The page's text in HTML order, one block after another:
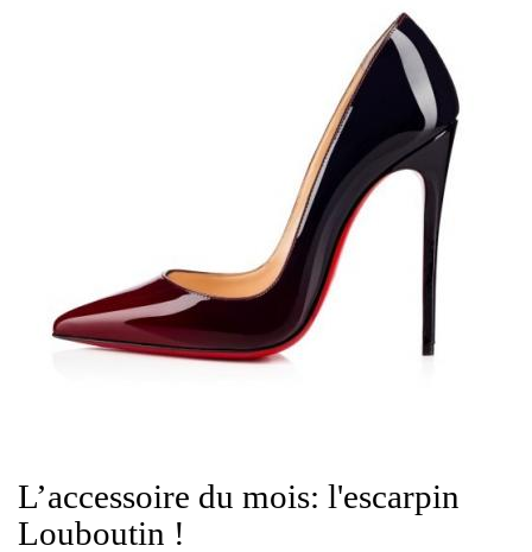
L’accessoire du mois: l'escarpin
Louboutin !